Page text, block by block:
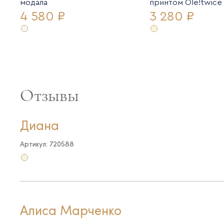
модала
4 580 ₽
принтом Ole!twice
3 280 ₽
Отзывы
Диана
Артикул: 720588
Алиса Марченко